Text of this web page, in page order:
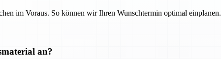
im Voraus. So können wir Ihren Wunschtermin optimal einplanen.
an?